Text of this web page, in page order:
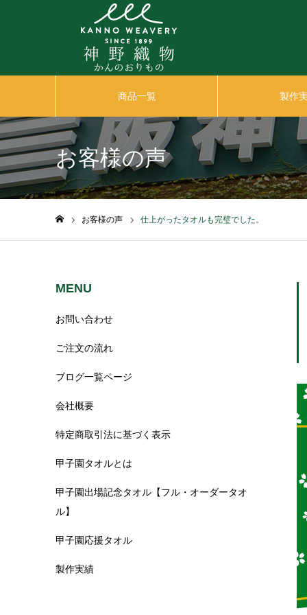
商品一覧 製作
お客様の声
お客様の声 仕上がったタオルも完璧でした。
MENU
お問い合わせ
ご注文の流れ
ブログ一覧ページ
会社概要
特定商取引法に基づく表示
甲子園タオルとは
甲子園出場記念タオル【フル・オーダータオ
ル】
甲子園応援タオル
製作実績